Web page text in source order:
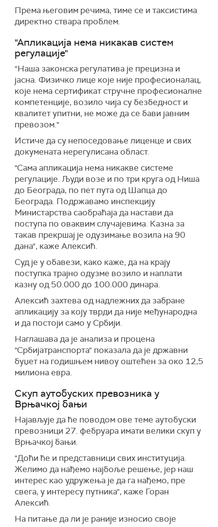
Према његовим речима, тиме се и таксистима
директно ствара проблем.
"Апликација нема никакав систем
регулације"
"Наша законска регулатива је прецизна и
јасна. Физичко лице које није професионалац,
које нема сертификат стручне професионалне
компетенције, возило чија су безбедност и
квалитет упитни, не може да се бави јавним
превозом."
Истиче да су непоседовање лиценце и свих
докумената нерегулисана област.
"Сама апликација нема никакве системе
регулације. Људи возе и по три круга од Ниша
до Београда, по пет пута од Шапца до
Београда. Подржавамо инспекцију
Министарства саобраћаја да настави да
поступа по оваквим случајевима. Казна за
такав прекршај је одузимање возила на 90
дана", каже Алексић.
Суд је у обавези, како каже, да на крају
поступка трајно одузме возило и наплати
казну од 50.000 до 100.000 динара.
Алексић захтева од надлежних да забране
апликацију за коју тврди да није међународна
и да постоји само у Србији.
Наглашава да је анализа и процена
"Србијатранспорта" показала да је државни
буџет на годишњем нивоу оштећен за око 12,5
милиона евра.
Скуп аутобуских превозника у
Врњачкој бањи
Најављује да ће поводом ове теме аутобуски
превозници 27. фебруара имати велики скуп у
Врњачкој бањи.
"Доћи ће и представници свих институција.
Желимо да нађемо најбоље решење, јер наш
интерес као удружења је да га нађемо, пре
свега, у интересу путника", каже Горан
Алексић.
На питање да ли је раније износио своје